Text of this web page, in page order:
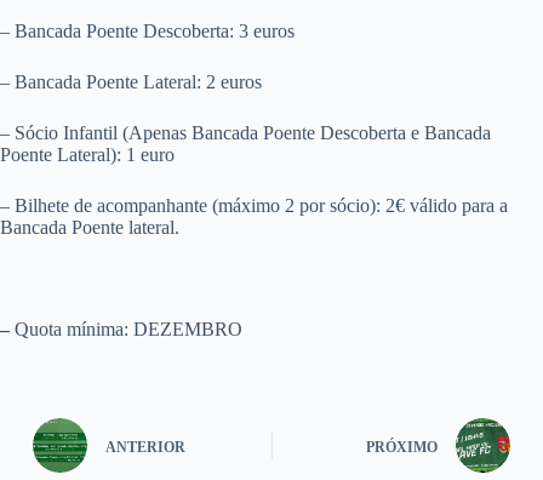
– Bancada Poente Descoberta: 3 euros
– Bancada Poente Lateral: 2 euros
– Sócio Infantil (Apenas Bancada Poente Descoberta e Bancada
Poente Lateral): 1 euro
– Bilhete de acompanhante (máximo 2 por sócio): 2€ válido para a
Bancada Poente lateral.
– Quota mínima: DEZEMBRO
ANTERIOR PRÓXIMO